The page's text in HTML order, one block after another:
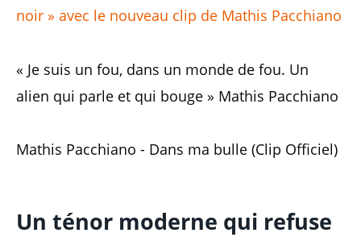
noir » avec le nouveau clip de Mathis Pacchiano
« Je suis un fou, dans un monde de fou. Un
alien qui parle et qui bouge » Mathis Pacchiano
Mathis Pacchiano - Dans ma bulle (Clip Officiel)
Un ténor moderne qui refuse